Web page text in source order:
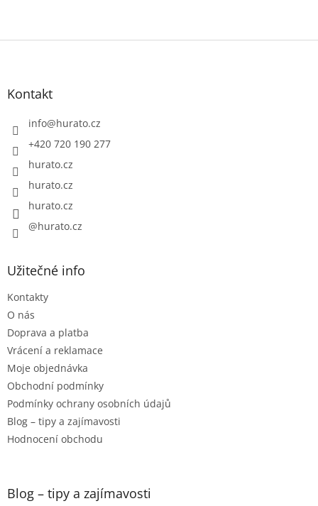
Z
Kontakt
info@hurato.cz
+420 720 190 277
hurato.cz
hurato.cz
hurato.cz
@hurato.cz
Užitečné info
Kontakty
O nás
Doprava a platba
Vrácení a reklamace
Moje objednávka
Obchodní podmínky
Podmínky ochrany osobních údajů
Blog – tipy a zajímavosti
Hodnocení obchodu
Blog – tipy a zajímavosti